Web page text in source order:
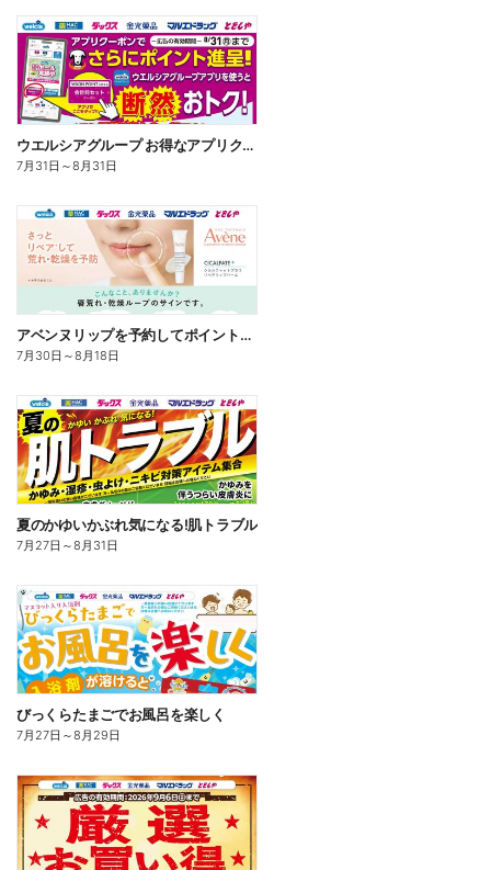
ウエルシアグループ お得なアプリクーポン
7月31日 ～8月31日
アベンヌリップを予約してポイントゲット!
7月30日 ～8月18日
夏のかゆいかぶれ気になる!肌トラブル
7月27日 ～8月31日
びっくらたまごでお風呂を楽しく
7月27日 ～8月29日